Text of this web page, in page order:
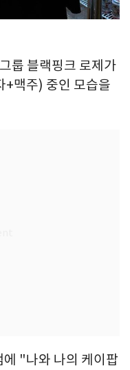
룹 블랙핑크 로제가
+맥주) 중인 모습을
"나와 나의 케이팝